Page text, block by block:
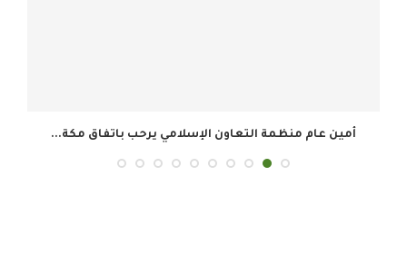
أمين عام منظمة التعاون الإسلامي يرحب باتفاق مكة...